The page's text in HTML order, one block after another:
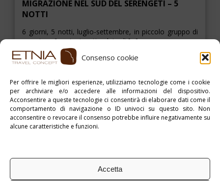
Consenso cookie
Per offrire le migliori esperienze, utilizziamo tecnologie come i cookie
per archiviare e/o accedere alle informazioni del dispositivo.
Acconsentire a queste tecnologie ci consentirà di elaborare dati come il
comportamento di navigazione o ID univoci su questo sito. Non
acconsentire o revocare il consenso potrebbe influire negativamente su
alcune caratteristiche e funzioni.
Accetta
MIGRAZIONE NEL SUD DEL SERENGETI – 5
NOTTI
6 giorni, 5 notti, luglio-settembre, in piccolo gruppo di
massimo 6 partecipanti a date di […]
> >